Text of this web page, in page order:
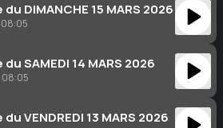
DIMANCHE 15 MARS 2026
08:05
SAMEDI 14 MARS 2026
08:05
VENDREDI 13 MARS 2026